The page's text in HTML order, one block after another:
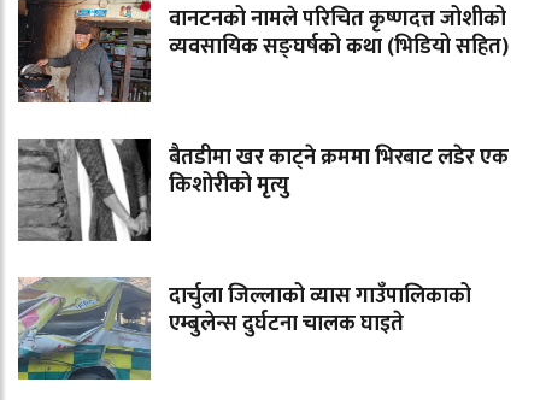
वानटनको नामले परिचित कृष्णदत्त जोशीको
व्यवसायिक सङ्घर्षको कथा (भिडियो सहित)
बैतडीमा खर काट्ने क्रममा भिरबाट लडेर एक
किशोरीको मृत्यु
दार्चुला जिल्लाको व्यास गाउँपालिकाको
एम्बुलेन्स दुर्घटना चालक घाइते